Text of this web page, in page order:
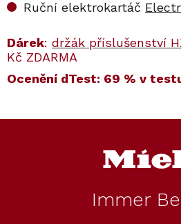
Ruční elektrokartáč
Dárek: držák příslušenství
Kč ZDARMA
Ocenění dTest: 69 % v
Immer